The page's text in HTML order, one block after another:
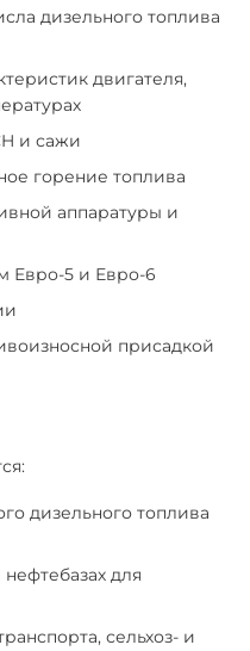
дизельного топлива
двигателя,
и сажи
горение топлива
аппаратуры и
Евро-5 и Евро-6
присадкой
дизельного топлива
для
сельхоз- и